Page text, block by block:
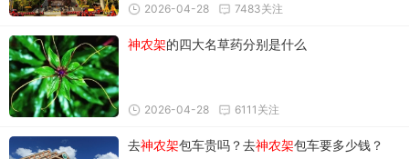
7483关注
2026-04-28
神农架的四大名草药分别是什么
6111关注
2026-04-28
去神农架包车贵吗？去神农架包车要多少钱？